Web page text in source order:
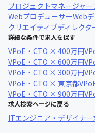
プロジェクトマネージャー
WebプロデューサーWeb
クリエイティブディレクタ
詳細な条件で求人を探す
VPoE・CTO × 400万円
VPoE・CTO × 600万円
VPoE・CTO × 300万円
VPoE・CTO × 東京都
VPoE・CTO × 900万円
求人検索ページに戻る
ITエンジニア・デザイナ